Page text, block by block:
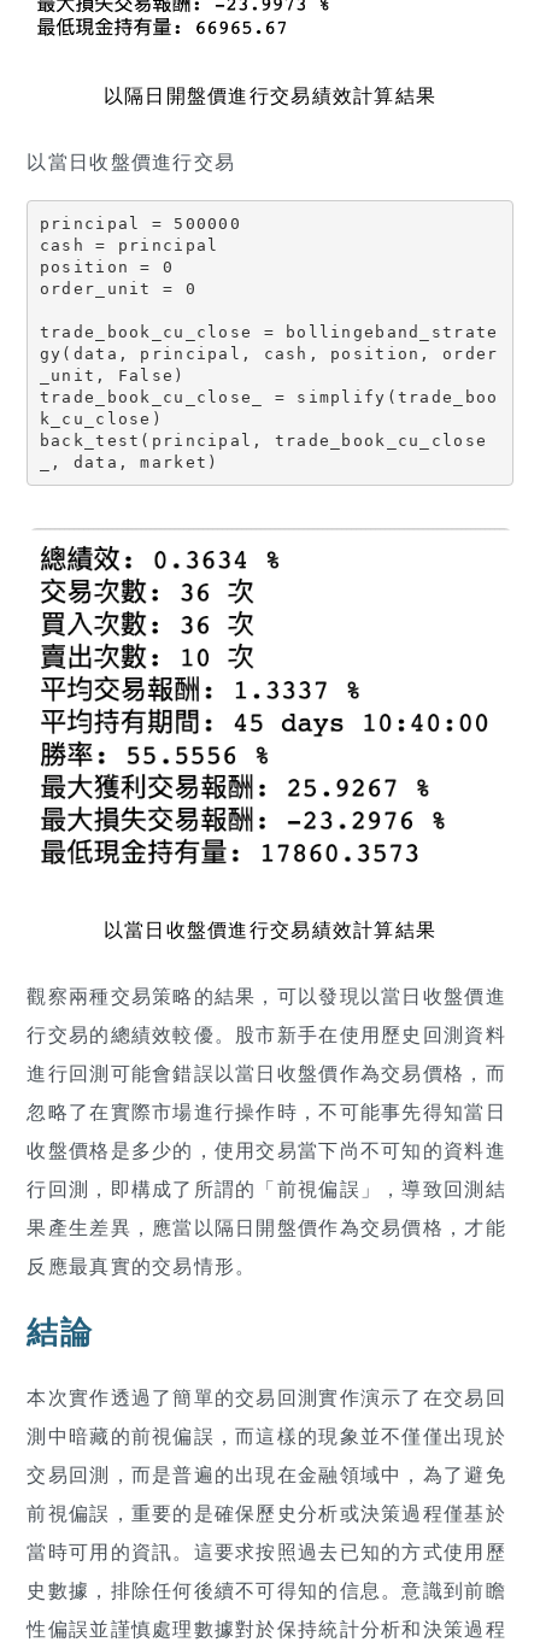
以隔日開盤價進行交易績效計算結果
以當日收盤價進行交易
principal = 500000
cash = principal
position = 0
order_unit = 0
trade_book_cu_close = bollingeband_strate
gy(data, principal, cash, position, order
_unit, False)
trade_book_cu_close_ = simplify(trade_boo
k_cu_close)
back_test(principal, trade_book_cu_close
_, data, market)
以當日收盤價進行交易績效計算結果
觀察兩種交易策略的結果，可以發現以當日收盤價進
行交易的總績效較優。股市新手在使用歷史回測資料
進行回測可能會錯誤以當日收盤價作為交易價格，而
忽略了在實際市場進行操作時，不可能事先得知當日
收盤價格是多少的，使用交易當下尚不可知的資料進
行回測，即構成了所謂的「前視偏誤」，導致回測結
果產生差異，應當以隔日開盤價作為交易價格，才能
反應最真實的交易情形。
結論
本次實作透過了簡單的交易回測實作演示了在交易回
測中暗藏的前視偏誤，而這樣的現象並不僅僅出現於
交易回測，而是普遍的出現在金融領域中，為了避免
前視偏誤，重要的是確保歷史分析或決策過程僅基於
當時可用的資訊。這要求按照過去已知的方式使用歷
史數據，排除任何後續不可得知的信息。意識到前瞻
性偏誤並謹慎處理數據對於保持統計分析和決策過程